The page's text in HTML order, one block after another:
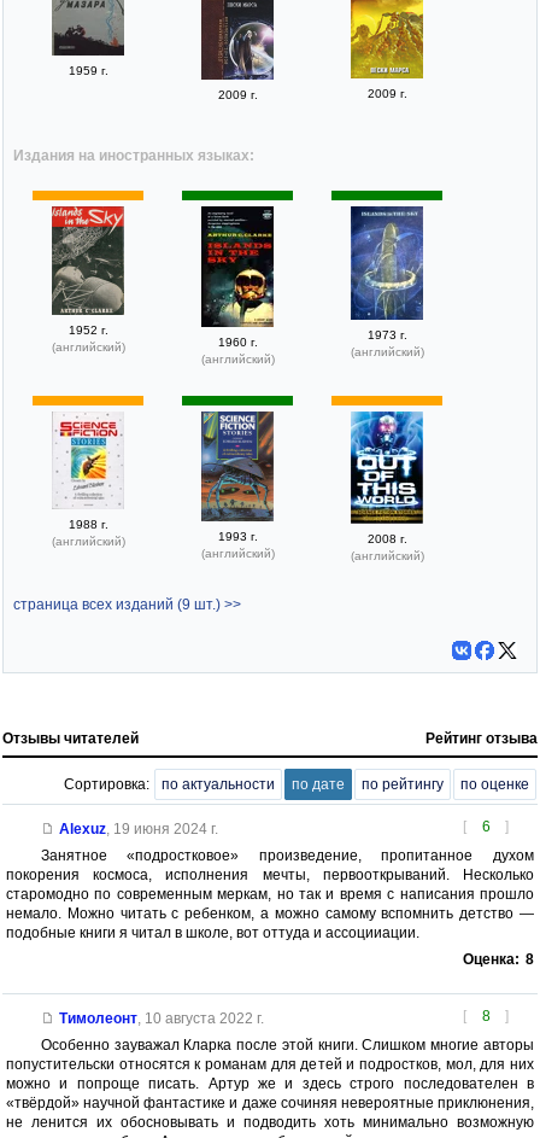
1959 г.
2009 г.
2009 г.
Издания на иностранных языках:
1952 г.
(английский)
1960 г.
(английский)
1973 г.
(английский)
1988 г.
(английский)
1993 г.
(английский)
2008 г.
(английский)
страница всех изданий (9 шт.) >>
Отзывы читателей Рейтинг отзыва
Сортировка: по актуальности по дате по рейтингу по оценке
[ 6 ]
Alexuz, 19 июня 2024 г.
Занятное «подростковое» произведение, пропитанное духом
покорения космоса, исполнения мечты, первооткрываний. Несколько
старомодно по современным меркам, но так и время с написания прошло
немало. Можно читать с ребенком, а можно самому вспомнить детство —
подобные книги я читал в школе, вот оттуда и ассоцииации.
Оценка: 8
[ 8 ]
Тимолеонт, 10 августа 2022 г.
Особенно зауважал Кларка после этой книги. Слишком многие авторы
попустительски относятся к романам для детей и подростков, мол, для них
можно и попроще писать. Артур же и здесь строго последователен в
«твёрдой» научной фантастике и даже сочиняя невероятные приклюнения,
не ленится их обосновывать и подводить хоть минимально возможную